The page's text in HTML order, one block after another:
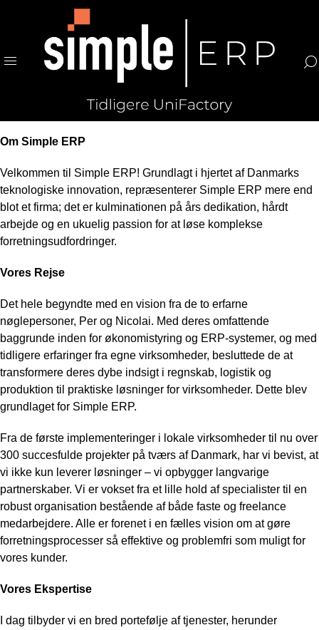
Om Simple ERP
Velkommen til Simple ERP! Grundlagt i hjertet af Danmarks
teknologiske innovation, repræsenterer Simple ERP mere end
blot et firma; det er kulminationen på års dedikation, hårdt
arbejde og en ukuelig passion for at løse komplekse
forretningsudfordringer.
Vores Rejse
Det hele begyndte med en vision fra de to erfarne
nøglepersoner, Per og Nicolai. Med deres omfattende
baggrunde inden for økonomistyring og ERP-systemer, og med
tidligere erfaringer fra egne virksomheder, besluttede de at
transformere deres dybe indsigt i regnskab, logistik og
produktion til praktiske løsninger for virksomheder. Dette blev
grundlaget for Simple ERP.
Fra de første implementeringer i lokale virksomheder til nu over
300 succesfulde projekter på tværs af Danmark, har vi bevist, at
vi ikke kun leverer løsninger – vi opbygger langvarige
partnerskaber. Vi er vokset fra et lille hold af specialister til en
robust organisation bestående af både faste og freelance
medarbejdere. Alle er forenet i en fælles vision om at gøre
forretningsprocesser så effektive og problemfri som muligt for
vores kunder.
Vores Ekspertise
I dag tilbyder vi en bred portefølje af tjenester, herunder